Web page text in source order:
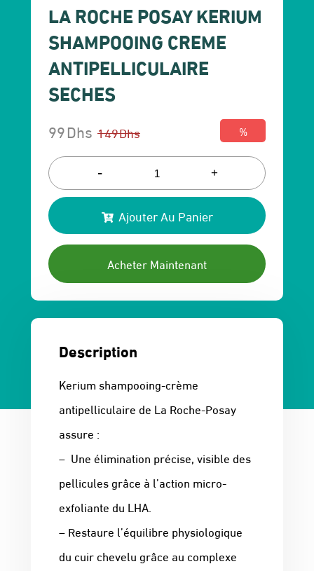
LA ROCHE POSAY KERIUM
SHAMPOOING CREME
ANTIPELLICULAIRE
SECHES
149Dhs
Le
prix
initial
était :
149 Dhs.
99Dhs
Le
prix
actuel
est :
99 Dhs.
%
- +
Ajouter Au Panier
Acheter Maintenant
Description
Kerium shampooing-crème
antipelliculaire de La Roche-Posay
assure :
– Une élimination précise, visible des
pellicules grâce à l’action micro-
exfoliante du LHA.
– Restaure l’équilibre physiologique
du cuir chevelu grâce au complexe